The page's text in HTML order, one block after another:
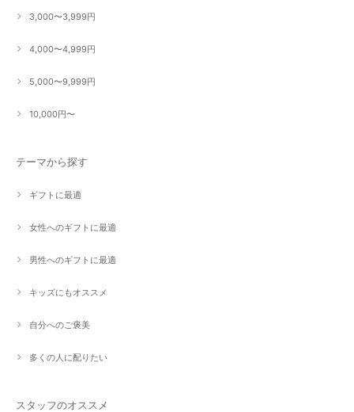
3,000〜3,999円
4,000〜4,999円
5,000〜9,999円
10,000円〜
テーマから探す
ギフトに最適
女性へのギフトに最適
男性へのギフトに最適
キッズにもオススメ
自分へのご褒美
多くの人に配りたい
スタッフのオススメ